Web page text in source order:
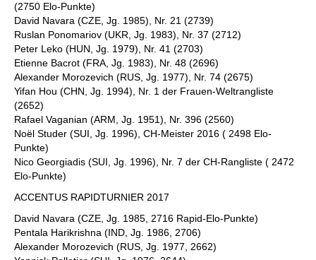
(2750 Elo-Punkte)
David Navara (CZE, Jg. 1985), Nr. 21 (2739)
Ruslan Ponomariov (UKR, Jg. 1983), Nr. 37 (2712)
Peter Leko (HUN, Jg. 1979), Nr. 41 (2703)
Etienne Bacrot (FRA, Jg. 1983), Nr. 48 (2696)
Alexander Morozevich (RUS, Jg. 1977), Nr. 74 (2675)
Yifan Hou (CHN, Jg. 1994), Nr. 1 der Frauen-Weltrangliste
(2652)
Rafael Vaganian (ARM, Jg. 1951), Nr. 396 (2560)
Noël Studer (SUI, Jg. 1996), CH-Meister 2016 ( 2498 Elo-
Punkte)
Nico Georgiadis (SUI, Jg. 1996), Nr. 7 der CH-Rangliste ( 2472
Elo-Punkte)
ACCENTUS RAPIDTURNIER 2017
David Navara (CZE, Jg. 1985, 2716 Rapid-Elo-Punkte)
Pentala Harikrishna (IND, Jg. 1986, 2706)
Alexander Morozevich (RUS, Jg. 1977, 2662)